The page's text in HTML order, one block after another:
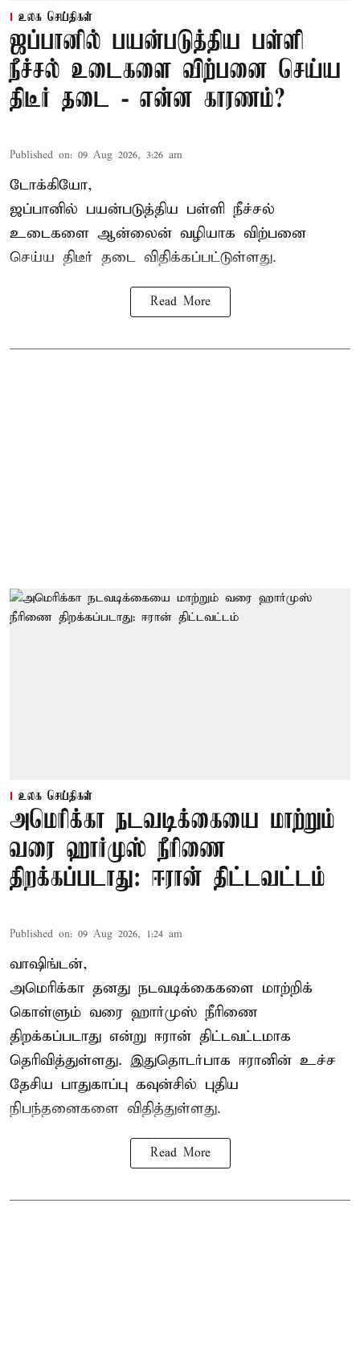
உலக செய்திகள்
ஜப்பானில் பயன்படுத்திய பள்ளி
நீச்சல் உடைகளை விற்பனை செய்ய
திடீர் தடை - என்ன காரணம்?
Published on: 09 Aug 2026, 3:26 am
டோக்கியோ,
ஜப்பானில் பயன்படுத்திய பள்ளி நீச்சல்
உடைகளை ஆன்லைன் வழியாக விற்பனை
செய்ய திடீர் தடை விதிக்கப்பட்டுள்ளது.
Read More
உலக செய்திகள்
அமெரிக்கா நடவடிக்கையை மாற்றும்
வரை ஹார்முஸ் நீரிணை
திறக்கப்படாது: ஈரான் திட்டவட்டம்
Published on: 09 Aug 2026, 1:24 am
வாஷிங்டன்,
அமெரிக்கா தனது நடவடிக்கைகளை மாற்றிக்
கொள்ளும் வரை ஹார்முஸ் நீரிணை
திறக்கப்படாது என்று ஈரான் திட்டவட்டமாக
தெரிவித்துள்ளது. இதுதொடர்பாக ஈரானின் உச்ச
தேசிய பாதுகாப்பு கவுன்சில் புதிய
நிபந்தனைகளை விதித்துள்ளது.
Read More